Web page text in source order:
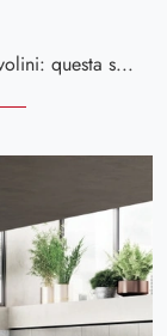
Scopri di più sulla cucina Stilo 01 di Scavolini: questa soluzione in melaminico sarà la scelta ideale per te!